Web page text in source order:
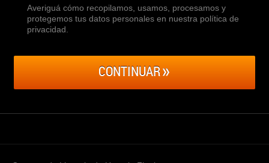
Averiguá cómo recopilamos, usamos, procesamos y
protegemos tus datos personales en nuestra política de
privacidad
CONTINUAR